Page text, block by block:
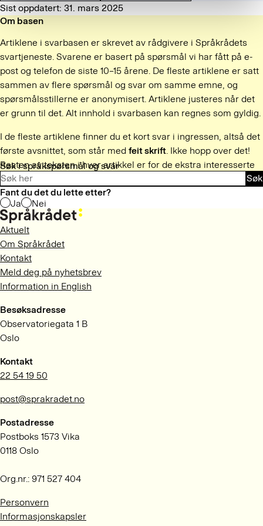
Søk i språkspørsmål og svar
Søk
Sist oppdatert: 31. mars 2025
Om basen
Artiklene i svarbasen er skrevet av rådgivere i Språkrådets
svartjeneste. Svarene er basert på spørsmål vi har fått på e-
post og telefon de siste 10–15 årene. De fleste artiklene er satt
sammen av flere spørsmål og svar om samme emne, og
spørsmålsstillerne er anonymisert. Artiklene justeres når det
er grunn til det. Alt innhold i svarbasen kan regnes som gyldig.
I de fleste artiklene finner du et kort svar i ingressen, altså det
første avsnittet, som står med feit skrift. Ikke hopp over det!
Resten av teksten i hver artikkel er for de ekstra interesserte
og tålmodige.
Fant du det du lette etter?
Ja
Nei
Aktuelt
Om Språkrådet
Kontakt
Meld deg på nyhetsbrev
Information in English
Besøksadresse
Observatoriegata 1 B
Oslo
Kontakt
22 54 19 50
post@sprakradet.no
Postadresse
Postboks 1573 Vika
0118 Oslo
Org.nr.: 971 527 404
Personvern
Informasjonskapsler